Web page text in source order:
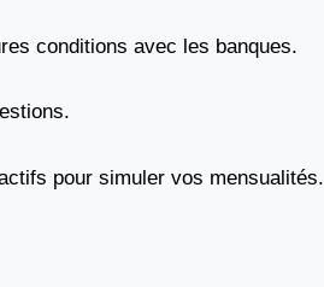
conditions avec les banques.
pour simuler vos mensualités.